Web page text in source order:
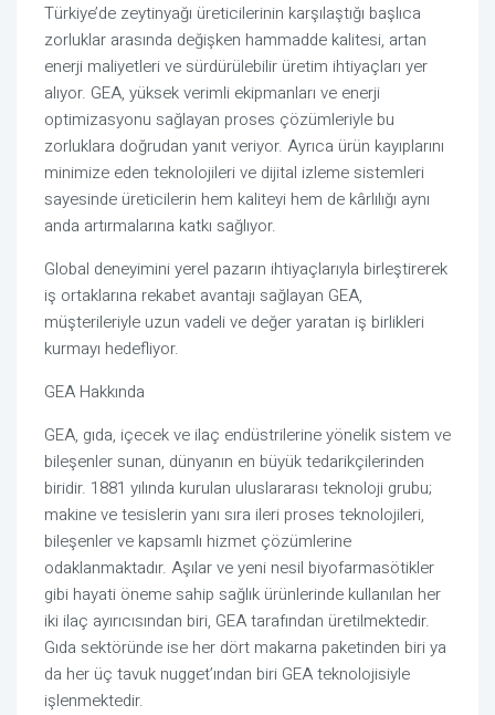
Türkiye’de zeytinyağı üreticilerinin karşılaştığı başlıca
zorluklar arasında değişken hammadde kalitesi, artan
enerji maliyetleri ve sürdürülebilir üretim ihtiyaçları yer
alıyor. GEA, yüksek verimli ekipmanları ve enerji
optimizasyonu sağlayan proses çözümleriyle bu
zorluklara doğrudan yanıt veriyor. Ayrıca ürün kayıplarını
minimize eden teknolojileri ve dijital izleme sistemleri
sayesinde üreticilerin hem kaliteyi hem de kârlılığı aynı
anda artırmalarına katkı sağlıyor.
Global deneyimini yerel pazarın ihtiyaçlarıyla birleştirerek
iş ortaklarına rekabet avantajı sağlayan GEA,
müşterileriyle uzun vadeli ve değer yaratan iş birlikleri
kurmayı hedefliyor.
GEA Hakkında
GEA, gıda, içecek ve ilaç endüstrilerine yönelik sistem ve
bileşenler sunan, dünyanın en büyük tedarikçilerinden
biridir. 1881 yılında kurulan uluslararası teknoloji grubu;
makine ve tesislerin yanı sıra ileri proses teknolojileri,
bileşenler ve kapsamlı hizmet çözümlerine
odaklanmaktadır. Aşılar ve yeni nesil biyofarmasötikler
gibi hayati öneme sahip sağlık ürünlerinde kullanılan her
iki ilaç ayırıcısından biri, GEA tarafından üretilmektedir.
Gıda sektöründe ise her dört makarna paketinden biri ya
da her üç tavuk nugget’ından biri GEA teknolojisiyle
işlenmektedir.